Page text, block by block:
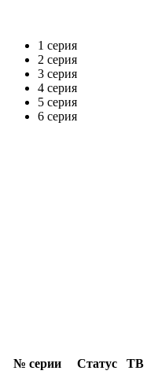
1 серия
2 серия
3 серия
4 серия
5 серия
6 серия
№ се­рии Ста­тус ТВ